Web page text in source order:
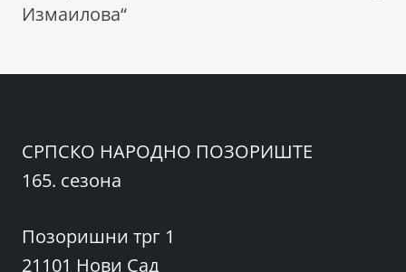
Измаилова“
СРПСКО НАРОДНО ПОЗОРИШТЕ
165. сезона
Позоришни трг 1
21101 Нови Сад